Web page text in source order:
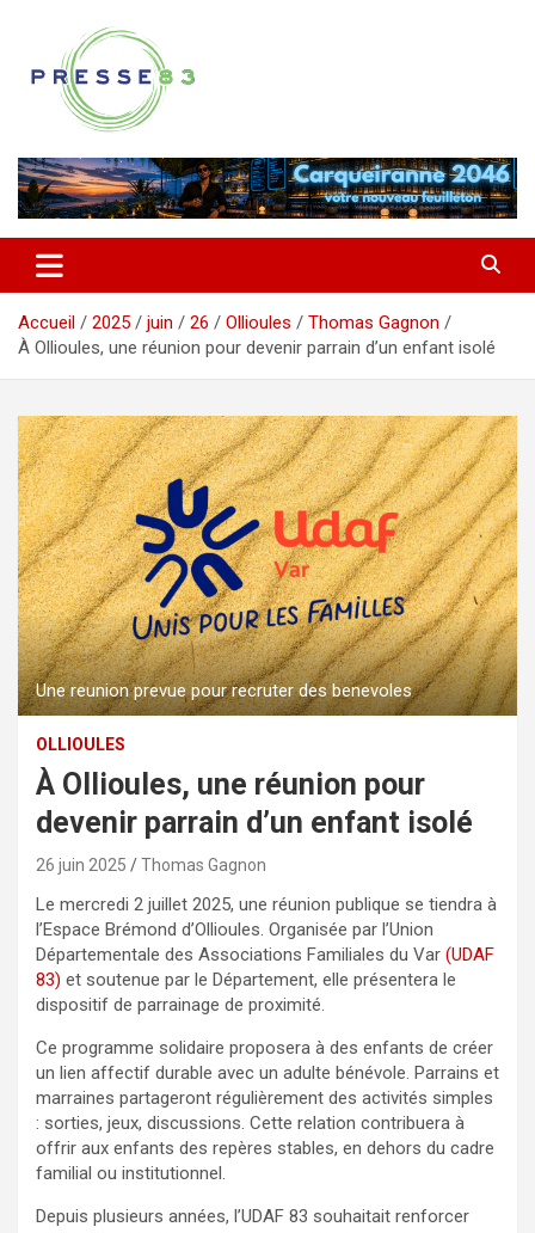
contenu
Presse 83
Accueil 2025 juin 26 Ollioules
Thomas Gagnon
À Ollioules, une réunion pour devenir parrain d’un enfant isolé
Une reunion prevue pour recruter des benevoles
OLLIOULES
À Ollioules, une réunion pour
devenir parrain d’un enfant isolé
26 juin 2025 Thomas Gagnon
Le mercredi 2 juillet 2025, une réunion publique se tiendra à
l’Espace Brémond d’Ollioules. Organisée par l’Union
Départementale des Associations Familiales du Var (UDAF
83) et soutenue par le Département, elle présentera le
dispositif de parrainage de proximité.
Ce programme solidaire proposera à des enfants de créer
un lien affectif durable avec un adulte bénévole. Parrains et
marraines partageront régulièrement des activités simples
: sorties, jeux, discussions. Cette relation contribuera à
offrir aux enfants des repères stables, en dehors du cadre
familial ou institutionnel.
Depuis plusieurs années, l’UDAF 83 souhaitait renforcer